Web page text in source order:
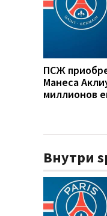
ПСЖ
Манеса
миллионов
Внутри